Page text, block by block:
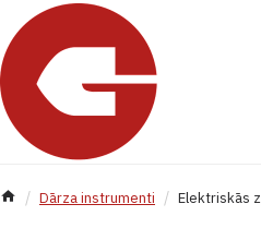
Dārza instrumenti Elektriskās